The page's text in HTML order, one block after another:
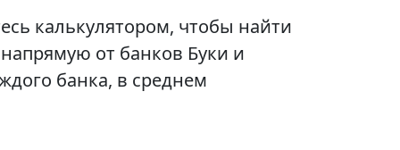
калькулятором, чтобы найти
от банков Буки и
банка, в среднем